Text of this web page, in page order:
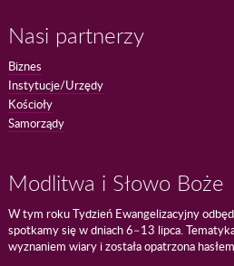
Nasi partnerzy
Biznes
Instytucje/Urzędy
Kościoły
Samorządy
Modlitwa i Słowo Boże
W tym roku Tydzień Ewangelizacyjny
spotkamy się w dniach 6–13 lipca.
wyznaniem wiary i została opatrzona